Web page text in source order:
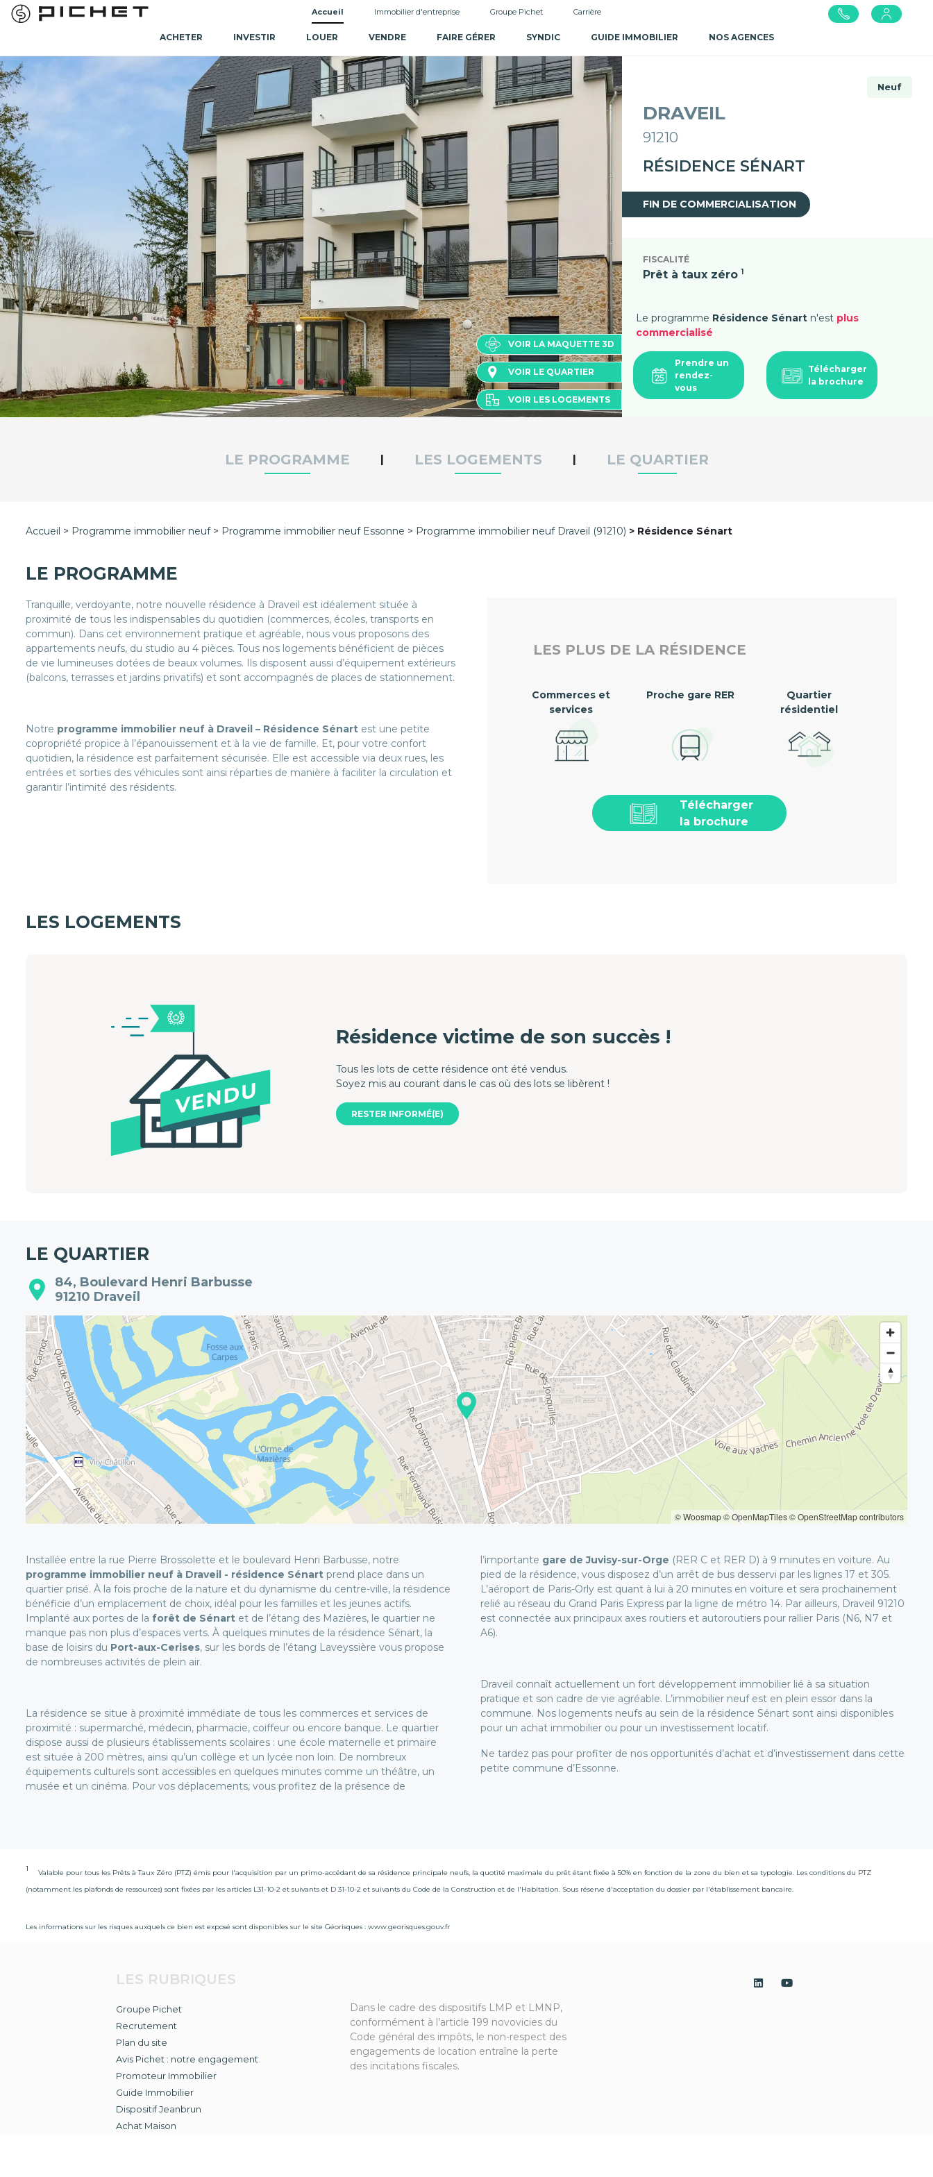
Accueil Immobilier d'entreprise Groupe Pichet Carrière
ACHETER INVESTIR LOUER VENDRE FAIRE GÉRER SYNDIC GUIDE IMMOBILIER NOS AGENCES
VOIR LA MAQUETTE 3D
VOIR LE QUARTIER
VOIR LES LOGEMENTS
Neuf
DRAVEIL
91210
RÉSIDENCE SÉNART
FIN DE COMMERCIALISATION
FISCALITÉ
Prêt à taux zéro 1
Le programme Résidence Sénart n'est plus
commercialisé
Prendre un
rendez-
vous
Télécharger
la brochure
LE PROGRAMME LES LOGEMENTS LE QUARTIER
Accueil Programme immobilier neuf Programme immobilier neuf Essonne Programme immobilier neuf Draveil (91210) Résidence Sénart
LE PROGRAMME
Tranquille, verdoyante, notre nouvelle résidence à Draveil est idéalement située à
proximité de tous les indispensables du quotidien (commerces, écoles, transports en
commun). Dans cet environnement pratique et agréable, nous vous proposons des
appartements neufs, du studio au 4 pièces. Tous nos logements bénéficient de pièces
de vie lumineuses dotées de beaux volumes. Ils disposent aussi d’équipement extérieurs
(balcons, terrasses et jardins privatifs) et sont accompagnés de places de stationnement.
Notre programme immobilier neuf à Draveil – Résidence Sénart est une petite
copropriété propice à l’épanouissement et à la vie de famille. Et, pour votre confort
quotidien, la résidence est parfaitement sécurisée. Elle est accessible via deux rues, les
entrées et sorties des véhicules sont ainsi réparties de manière à faciliter la circulation et
garantir l’intimité des résidents.
LES PLUS DE LA RÉSIDENCE
Commerces et
services
Proche gare RER
Quartier
résidentiel
Télécharger
la brochure
LES LOGEMENTS
Résidence victime de son succès !
Tous les lots de cette résidence ont été vendus.
Soyez mis au courant dans le cas où des lots se libèrent !
RESTER INFORMÉ(E)
LE QUARTIER
84, Boulevard Henri Barbusse
91210 Draveil
© Woosmap© OpenMapTiles© OpenStreetMap contributors
Installée entre la rue Pierre Brossolette et le boulevard Henri Barbusse, notre
programme immobilier neuf à Draveil - résidence Sénart prend place dans un
quartier prisé. À la fois proche de la nature et du dynamisme du centre-ville, la résidence
bénéficie d’un emplacement de choix, idéal pour les familles et les jeunes actifs.
Implanté aux portes de la forêt de Sénart et de l’étang des Mazières, le quartier ne
manque pas non plus d’espaces verts. À quelques minutes de la résidence Sénart, la
base de loisirs du Port-aux-Cerises, sur les bords de l’étang Laveyssière vous propose
de nombreuses activités de plein air.
La résidence se situe à proximité immédiate de tous les commerces et services de
proximité : supermarché, médecin, pharmacie, coiffeur ou encore banque. Le quartier
dispose aussi de plusieurs établissements scolaires : une école maternelle et primaire
est située à 200 mètres, ainsi qu’un collège et un lycée non loin. De nombreux
équipements culturels sont accessibles en quelques minutes comme un théâtre, un
musée et un cinéma. Pour vos déplacements, vous profitez de la présence de
l’importante gare de Juvisy-sur-Orge (RER C et RER D) à 9 minutes en voiture. Au
pied de la résidence, vous disposez d’un arrêt de bus desservi par les lignes 17 et 305.
L’aéroport de Paris-Orly est quant à lui à 20 minutes en voiture et sera prochainement
relié au réseau du Grand Paris Express par la ligne de métro 14. Par ailleurs, Draveil 91210
est connectée aux principaux axes routiers et autoroutiers pour rallier Paris (N6, N7 et
A6).
Draveil connaît actuellement un fort développement immobilier lié à sa situation
pratique et son cadre de vie agréable. L’immobilier neuf est en plein essor dans la
commune. Nos logements neufs au sein de la résidence Sénart sont ainsi disponibles
pour un achat immobilier ou pour un investissement locatif.
Ne tardez pas pour profiter de nos opportunités d’achat et d’investissement dans cette
petite commune d’Essonne.
1
Valable pour tous les Prêts à Taux Zéro (PTZ) émis pour l'acquisition par un primo-accédant de sa résidence principale neufs, la quotité maximale du prêt étant fixée à 50% en fonction de la zone du bien et sa typologie. Les conditions du PTZ
(notamment les plafonds de ressources) sont fixées par les articles L31-10-2 et suivants et D 31-10-2 et suivants du Code de la Construction et de l'Habitation. Sous réserve d'acceptation du dossier par l'établissement bancaire.
Les informations sur les risques auxquels ce bien est exposé sont disponibles sur le site Géorisques : www.georisques.gouv.fr
LES RUBRIQUES
Groupe Pichet
Recrutement
Plan du site
Avis Pichet : notre engagement
Promoteur Immobilier
Guide Immobilier
Dispositif Jeanbrun
Achat Maison
Dans le cadre des dispositifs LMP et LMNP,
conformément à l’article 199 novovicies du
Code général des impôts, le non-respect des
engagements de location entraîne la perte
des incitations fiscales.